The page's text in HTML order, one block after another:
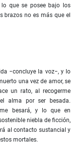
que se posee bajo los
brazos no es más que el
−concluye la voz−, y lo
una vez de amor, se
un rato, al recogerme
alma por ser besada.
besará, y lo que en
niebla de ficción,
al contacto sustancial y
mortales.